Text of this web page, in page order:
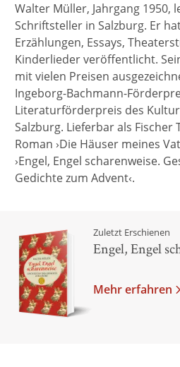
Walter Müller, Jahrgang 1950,
Schriftsteller in Salzburg. Er
Erzählungen, Essays,
Kinderlieder veröffentlicht.
mit vielen Preisen
Ingeborg-Bachmann-
Literaturförderpreis des
Salzburg. Lieferbar als Fischer
Roman ›Die Häuser meines
›Engel, Engel scharenweise.
Gedichte zum Advent‹.
Zuletzt Erschienen
Engel, Engel
Mehr erfahren